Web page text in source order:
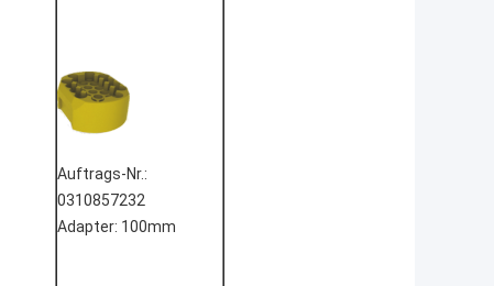
Auftrags-Nr.:
0310857232
Adapter: 100mm